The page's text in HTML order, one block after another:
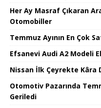
Her Ay Masraf Çıkaran
Otomobiller
Temmuz Ayının En Çok
Efsanevi Audi A2 Modeli
Nissan İlk Çeyrekte Kâra
Otomotiv Pazarında
Geriledi